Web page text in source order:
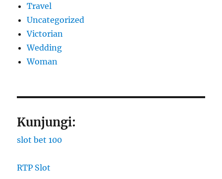
Travel
Uncategorized
Victorian
Wedding
Woman
Kunjungi:
slot bet 100
RTP Slot